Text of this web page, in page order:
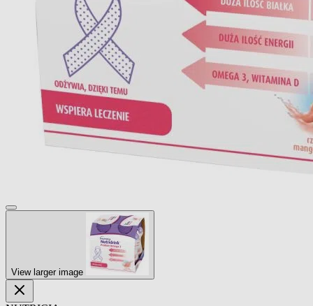
View larger image